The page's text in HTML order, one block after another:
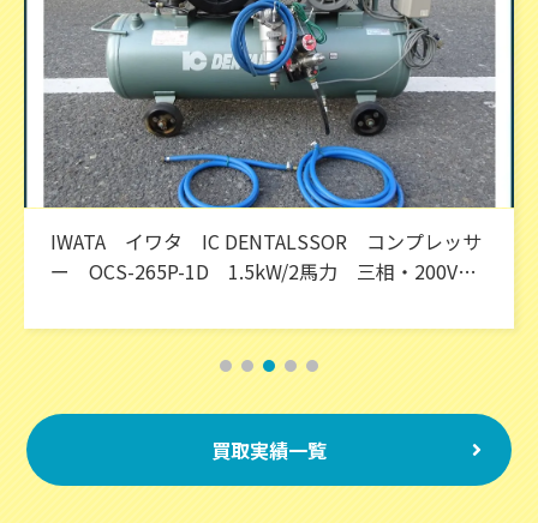
コンプレッサ
2馬力 三相・200V
Denyo デンヨー 防
25LSK 25KVA 三相
買取実績一覧